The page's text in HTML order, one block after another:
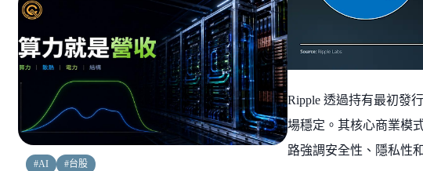
#AI #台股
Ripple 透過持有最初發
場穩定。其核心商業模
路強調安全性、隱私性